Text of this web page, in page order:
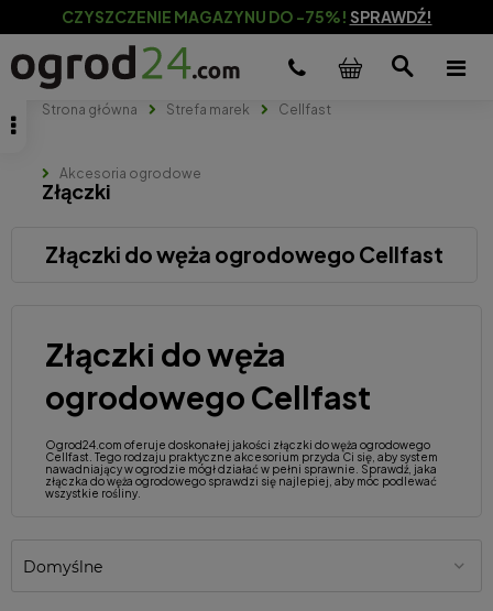
CZYSZCZENIE MAGAZYNU DO -75%! SPRAWDŹ!
Strona główna Strefa marek Cellfast
Akcesoria ogrodowe
Złączki
Złączki do węża ogrodowego Cellfast
Złączki do węża
ogrodowego Cellfast
Ogrod24.com oferuje doskonałej jakości złączki do węża ogrodowego
Cellfast. Tego rodzaju praktyczne akcesorium przyda Ci się, aby system
nawadniający w ogrodzie mógł działać w pełni sprawnie. Sprawdź, jaka
złączka do węża ogrodowego sprawdzi się najlepiej, aby móc podlewać
wszystkie rośliny.